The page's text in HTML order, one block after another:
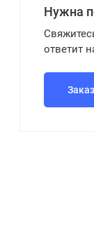
Нужна
ответит